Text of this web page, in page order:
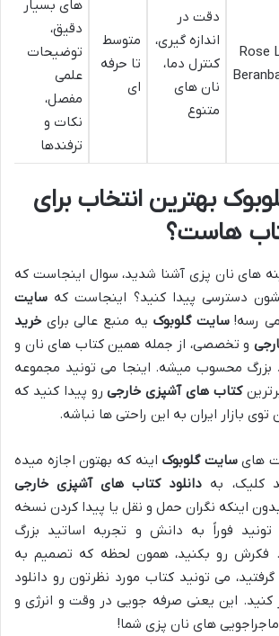
Rose
دقت در
اندازه گیری،
کنترل دما،
نان های
متنوع
متوسط
تا حرفه
ای
های بسیار
دقیق،
توضیحات
علمی
مفصل،
نکات و
ترفندها
بهترین انتخاب برای
هاست؟
های نان پزی آشنا شدید، سوال اینجاست که
دسترسی پیدا کنید؟ اینجاست که سایت
می رسه!سایت گلوبوک یه منبع عالی برای خرید
و تخصصی، از جمله همین کتاب های نان و
بزرگ محسوب میشه. اینجا می تونید مجموعه
کتاب های آشپزی خارجیرو پیدا کنید که
بازار ایران به این راحتی ها نباشه.
هایسایت گلوبوک اینه که بهتون اجازه میده
کلیک، به دانلود کتاب های آشپزی خارجی
اینکه نگران حمل و نقل یا پیدا کردن نسخه
تونید فوراً به دانش و تجربه اساتید بزرگ
فکرش رو بکنید، همون لحظه که تصمیم به
می تونید کتاب مورد نظرتون رو دانلود
کنید. این یعنی صرفه جویی در وقت و انرژی و
های نان پزی شما!